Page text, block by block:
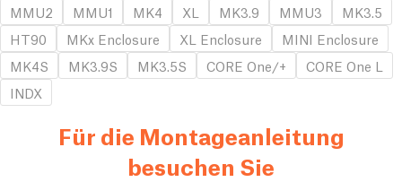
MMU2
MMU1 MK4 XL MK3.9 MMU3
MK3.5
HT90
MKx Enclosure XL Enclosure
MINI Enclosure
MK4S
MK3.9S MK3.5S CORE One/+
CORE One L
INDX
Für die Montageanleitung
besuchen Sie